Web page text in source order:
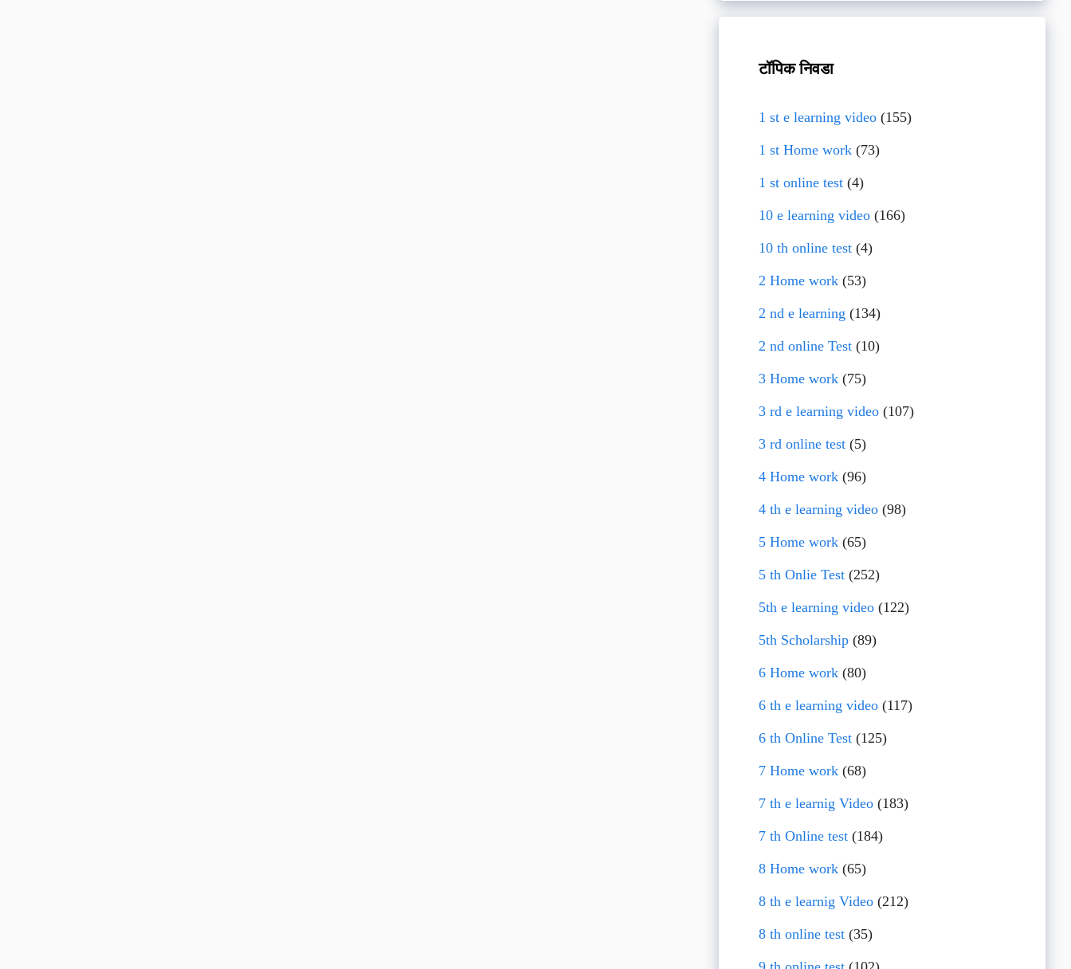
टॉपिक निवडा
1 st e learning video(155)
1 st Home work(73)
1 st online test(4)
10 e learning video(166)
10 th online test(4)
2 Home work(53)
2 nd e learning (134)
2 nd online Test(10)
3 Home work(75)
3 rd e learning video(107)
3 rd online test(5)
4 Home work(96)
4 th e learning video(98)
5 Home work(65)
5 th Onlie Test(252)
5th e learning video(122)
5th Scholarship(89)
6 Home work(80)
6 th e learning video(117)
6 th Online Test(125)
7 Home work(68)
7 th e learnig Video(183)
7 th Online test(184)
8 Home work(65)
8 th e learnig Video(212)
8 th online test(35)